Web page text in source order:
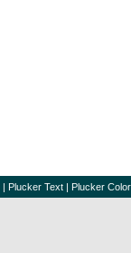
| Plucker Text | Plucker Color